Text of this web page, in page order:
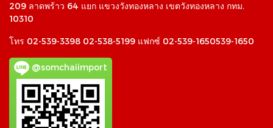
209 ลาดพร้าว 64 แยก แขวงวังทองหลาง เขตวังทองหลาง กทม.
10310
โทร 02-539-3398 02-538-5199 แฟกซ์ 02-539-1650539-1650
@somchaiimport